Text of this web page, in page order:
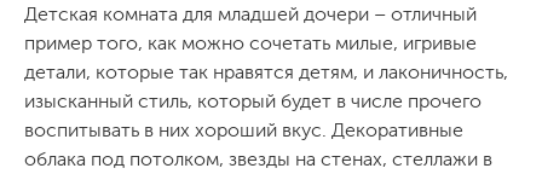
Детская комната для младшей дочери – отличный
пример того, как можно сочетать милые, игривые
детали, которые так нравятся детям, и лаконичность,
изысканный стиль, который будет в числе прочего
воспитывать в них хороший вкус. Декоративные
облака под потолком, звезды на стенах, стеллажи в